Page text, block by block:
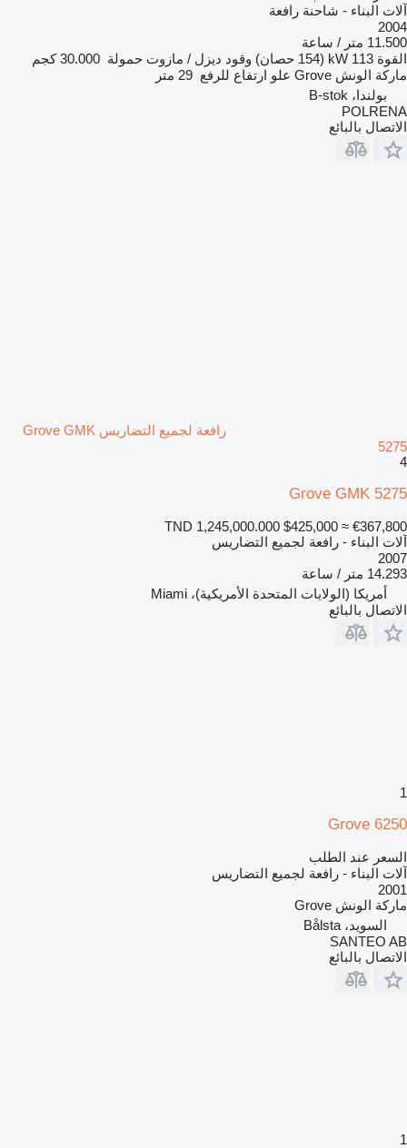
آلات البناء - شاحنة رافعة
2004
11.500 متر / ساعة
القوة 113 kW (154 حصان) وقود ديزل / مازوت حمولة 30.000 كجم
ماركة الونش Grove علو ارتفاع للرفع 29 متر
بولندا، B-stok
POLRENA
الاتصال بالبائع
رافعة لجميع التضاريس Grove GMK
5275
4
Grove GMK 5275
TND 1,245,000.000 $425,000 ≈ €367,800
آلات البناء - رافعة لجميع التضاريس
2007
14.293 متر / ساعة
أمريكا (الولايات المتحدة الأمريكية)، Miami
الاتصال بالبائع
1
Grove 6250
السعر عند الطلب
آلات البناء - رافعة لجميع التضاريس
2001
ماركة الونش Grove
السويد، Bålsta
SANTEO AB
الاتصال بالبائع
1